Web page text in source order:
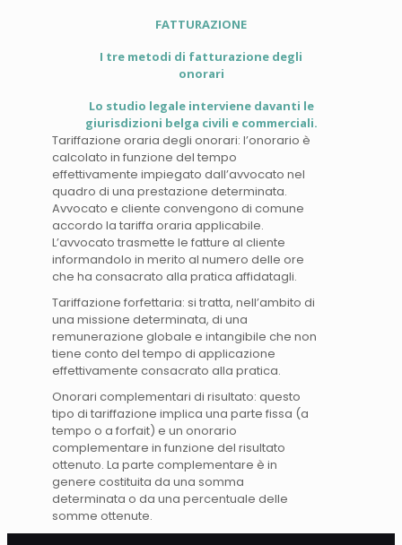
FATTURAZIONE
I tre metodi di fatturazione degli
onorari
Lo studio legale interviene davanti le
giurisdizioni belga civili e commerciali.
Tariffazione oraria degli onorari: l’onorario è
calcolato in funzione del tempo
effettivamente impiegato dall’avvocato nel
quadro di una prestazione determinata.
Avvocato e cliente convengono di comune
accordo la tariffa oraria applicabile.
L’avvocato trasmette le fatture al cliente
informandolo in merito al numero delle ore
che ha consacrato alla pratica affidatagli.
Tariffazione forfettaria: si tratta, nell’ambito di
una missione determinata, di una
remunerazione globale e intangibile che non
tiene conto del tempo di applicazione
effettivamente consacrato alla pratica.
Onorari complementari di risultato: questo
tipo di tariffazione implica una parte fissa (a
tempo o a forfait) e un onorario
complementare in funzione del risultato
ottenuto. La parte complementare è in
genere costituita da una somma
determinata o da una percentuale delle
somme ottenute.